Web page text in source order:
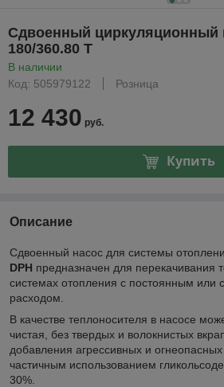
Сдвоенный циркуляционный
180/360.80 T
В наличии
Код: 505979122
Розница
12 430 руб.
Купить
Описание
Сдвоенный насос для системы
DPH предназначен для перекачивания
системах отопления с постоянным
расходом.
В качестве теплоносителя в насосе
чистая, без твердых и волокнистых
добавления агрессивных и
частичным использованием
30%.